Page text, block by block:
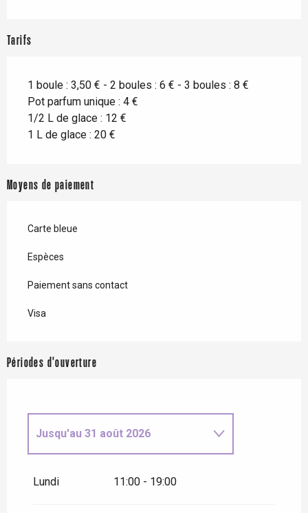
Tarifs
1 boule : 3,50 € - 2 boules : 6 € - 3 boules : 8 €
Pot parfum unique : 4 €
1/2 L de glace : 12 €
1 L de glace : 20 €
Moyens de paiement
Carte bleue
Espèces
Paiement sans contact
Visa
Périodes d'ouverture
Jusqu'au 31 août 2026
décembre 2026
Lundi 11:00 - 19:00